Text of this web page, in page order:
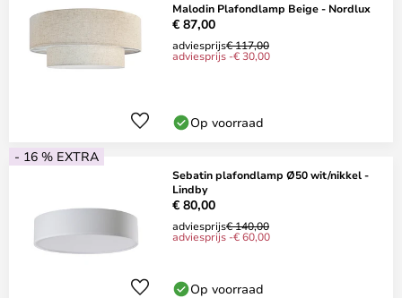
Malodin Plafondlamp Beige - Nordlux
€ 87,00
adviesprijs€ 117,00
adviesprijs -€ 30,00
Op voorraad
- 16 % EXTRA
Sebatin plafondlamp Ø50 wit/nikkel -
Lindby
€ 80,00
adviesprijs€ 140,00
adviesprijs -€ 60,00
Op voorraad